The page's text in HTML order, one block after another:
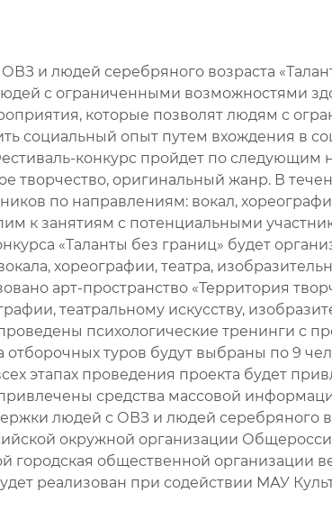
и людей серебряного возраста
с ограниченными возможностями
которые позволят людям с
социальный опыт путем вхождения в
конкурс пройдет по следующим
творчество, оригинальный жанр. В
по направлениям: вокал,
к занятиям с потенциальными
«Таланты без границ» будет
хореографии, театра,
арт-пространство «Территория
театральному искусству,
проведены психологические тренинги
туров будут выбраны по 9
этапах проведения проекта будет
средства массовой
людей с ОВЗ и людей серебряного
окружной организации
городская общественной организации
реализован при содействии МАУ